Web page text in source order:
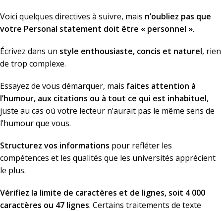
Voici quelques directives à suivre, mais n’oubliez pas que
votre Personal statement doit être « personnel ».
Écrivez dans un style enthousiaste, concis et naturel, rien
de trop complexe.
Essayez de vous démarquer, mais faites attention à
l’humour, aux citations ou à tout ce qui est inhabituel,
juste au cas où votre lecteur n’aurait pas le même sens de
l’humour que vous.
Structurez vos informations pour refléter les
compétences et les qualités que les universités apprécient
le plus.
Vérifiez la limite de caractères et de lignes, soit 4 000
caractères ou 47 lignes. Certains traitements de texte